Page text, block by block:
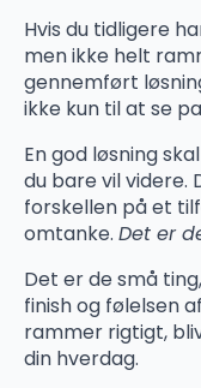
Hvis du tidligere
men ikke helt
gennemført
ikke kun til at se
En god løsning
du bare vil
forskellen på et
omtanke. Det er
Det er de små
finish og følelsen
rammer rigtigt,
din hverdag.